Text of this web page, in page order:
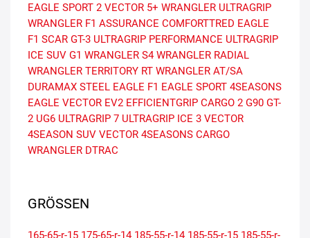
EAGLE SPORT 2 VECTOR 5+ WRANGLER ULTRAGRIP
WRANGLER F1 ASSURANCE COMFORTTRED EAGLE
F1 SCAR GT-3 ULTRAGRIP PERFORMANCE ULTRAGRIP
ICE SUV G1 WRANGLER S4 WRANGLER RADIAL
WRANGLER TERRITORY RT WRANGLER AT/SA
DURAMAX STEEL EAGLE F1 EAGLE SPORT 4SEASONS
EAGLE VECTOR EV2 EFFICIENTGRIP CARGO 2 G90 GT-
2 UG6 ULTRAGRIP 7 ULTRAGRIP ICE 3 VECTOR
4SEASON SUV VECTOR 4SEASONS CARGO
WRANGLER DTRAC
GRÖSSEN
165-65-r-15 175-65-r-14 185-55-r-14 185-55-r-15 185-55-r-